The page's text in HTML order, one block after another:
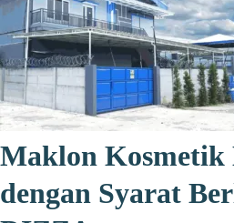
Maklon Kosmetik
dengan Syarat